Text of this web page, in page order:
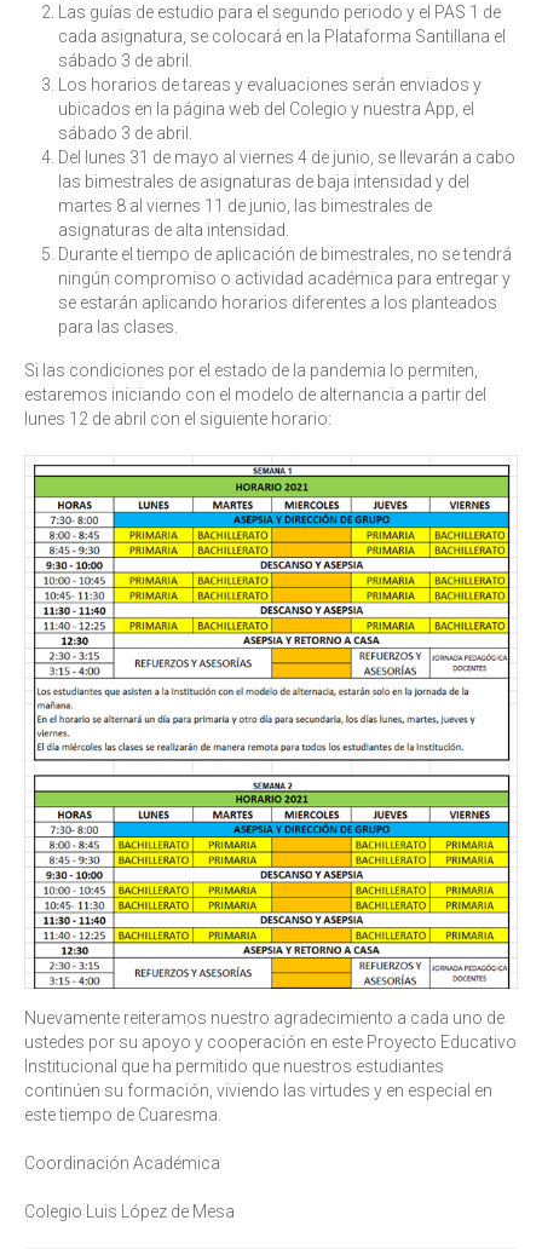
Las guías de estudio para el segundo periodo y el PAS 1 de
cada asignatura, se colocará en la Plataforma Santillana el
sábado 3 de abril.
Los horarios de tareas y evaluaciones serán enviados y
ubicados en la página web del Colegio y nuestra App, el
sábado 3 de abril.
Del lunes 31 de mayo al viernes 4 de junio, se llevarán a cabo
las bimestrales de asignaturas de baja intensidad y del
martes 8 al viernes 11 de junio, las bimestrales de
asignaturas de alta intensidad.
Durante el tiempo de aplicación de bimestrales, no se tendrá
ningún compromiso o actividad académica para entregar y
se estarán aplicando horarios diferentes a los planteados
para las clases.
Si las condiciones por el estado de la pandemia lo permiten,
estaremos iniciando con el modelo de alternancia a partir del
lunes 12 de abril con el siguiente horario:
Nuevamente reiteramos nuestro agradecimiento a cada uno de
ustedes por su apoyo y cooperación en este Proyecto Educativo
Institucional que ha permitido que nuestros estudiantes
continúen su formación, viviendo las virtudes y en especial en
este tiempo de Cuaresma.
Coordinación Académica
Colegio Luis López de Mesa